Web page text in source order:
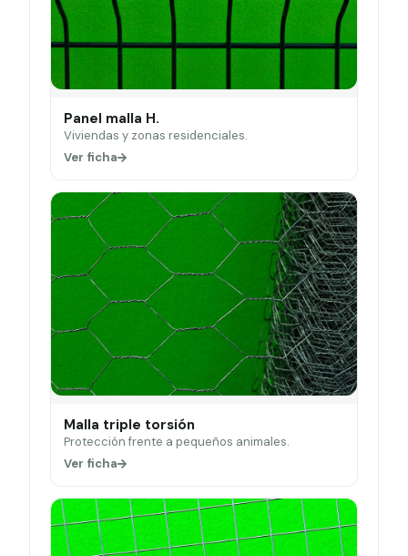
Panel malla H.
Viviendas y zonas residenciales.
Ver ficha
Malla triple torsión
Protección frente a pequeños animales.
Ver ficha